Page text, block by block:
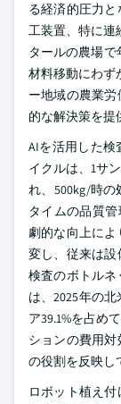
る経済的圧力
工装置、特に連
タールの農場で
材料移動にわず
ー地域の農業
的な解決策を提
AIを活用した
イクルは、1サ
れ、500kg/時
タイムの品質
劇的な向上に
変し、従来は
検査のボトル
は、2025年の
ア39.1%を占め
ションの費用
の役割を反映し
ロボット植え付